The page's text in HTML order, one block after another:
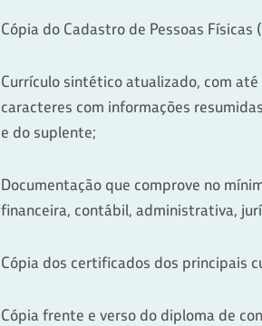
Cópia do Cadastro de Pessoas Físicas
Currículo sintético atualizado, com
caracteres com informações
e do suplente;
Documentação que comprove no
financeira, contábil, administrativa,
Cópia dos certificados dos principais
Cópia frente e verso do diploma de